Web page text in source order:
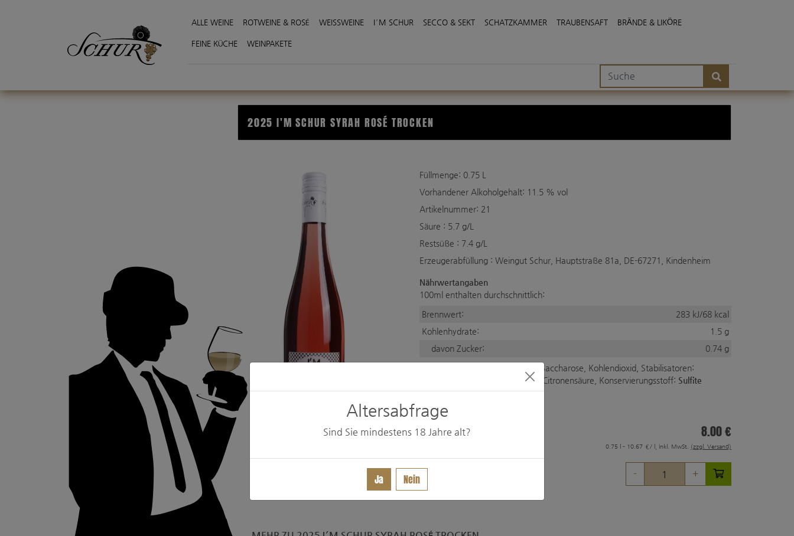
ALLE WEINE ROTWEINE & ROSÉ WEISSWEINE I′M SCHUR SECCO & SEKT SCHATZKAMMER TRAUBENSAFT BRÄNDE & LIKÖRE
FEINE KÜCHE WEINPAKETE
Altersabfrage
Sind Sie mindestens 18 Jahre alt?
Ja Nein
2025 I′M SCHUR SYRAH ROSÉ TROCKEN
Füllmenge: 0.75 L
Vorhandener Alkoholgehalt: 11.5 % vol
Artikelnummer: 21
Säure : 5.7 g/L
Restsüße : 7.4 g/L
Erzeugerabfüllung : Weingut Schur, Hauptstraße 81a, DE-67271, Kindenheim
Nährwertangaben
100ml enthalten durchschnittlich:
Brennwert:
283 kJ/68 kcal
Kohlenhydrate:
1.5 g
davon Zucker:
0.74 g
Trauben, Saccharose, Kohlendioxid, Stabilisatoren:
Carboxymethylcellulose, Citronensäure
Konservierungsstoff: Sulfite
8.00 €
0.75 l - 10.67 €/ l, inkl. MwSt. (zzgl. Versand)
- +